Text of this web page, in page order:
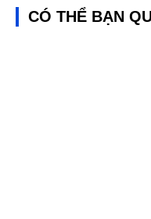
CÓ THỂ BẠN